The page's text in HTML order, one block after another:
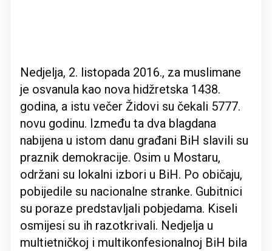
Nedjelja, 2. listopada 2016., za muslimane
je osvanula kao nova hidžretska 1438.
godina, a istu večer Židovi su čekali 5777.
novu godinu. Između ta dva blagdana
nabijena u istom danu građani BiH slavili su
praznik demokracije. Osim u Mostaru,
održani su lokalni izbori u BiH. Po običaju,
pobijedile su nacionalne stranke. Gubitnici
su poraze predstavljali pobjedama. Kiseli
osmijesi su ih razotkrivali. Nedjelja u
multietničkoj i multikonfesionalnoj BiH bila